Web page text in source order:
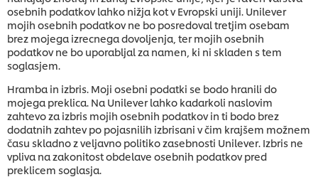
osebnih podatkov lahko nižja kot v Evropski uniji. Unilever
mojih osebnih podatkov ne bo posredoval tretjim osebam
brez mojega izrecnega dovoljenja, ter mojih osebnih
podatkov ne bo uporabljal za namen, ki ni skladen s tem
soglasjem.
Hramba in izbris. Moji osebni podatki se bodo hranili do
mojega preklica. Na Unilever lahko kadarkoli naslovim
zahtevo za izbris mojih osebnih podatkov in ti bodo brez
dodatnih zahtev po pojasnilih izbrisani v čim krajšem možnem
času skladno z veljavno politiko zasebnosti Unilever. Izbris ne
vpliva na zakonitost obdelave osebnih podatkov pred
preklicem soglasja.